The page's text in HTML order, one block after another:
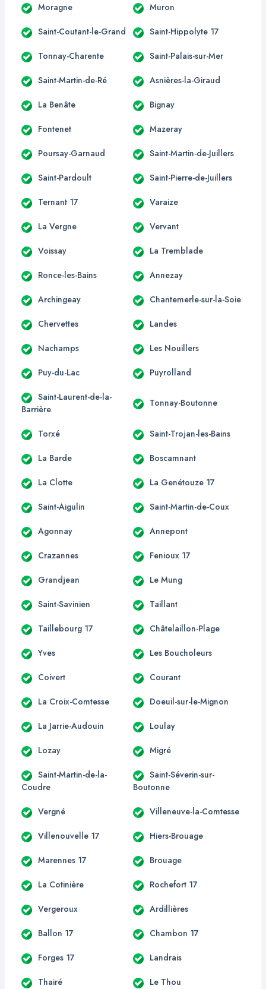
Moragne Muron
Saint-Coutant-le-Grand Saint-Hippolyte 17
Tonnay-Charente Saint-Palais-sur-Mer
Saint-Martin-de-Ré Asnières-la-Giraud
La Benâte Bignay
Fontenet Mazeray
Poursay-Garnaud Saint-Martin-de-Juillers
Saint-Pardoult Saint-Pierre-de-Juillers
Ternant 17 Varaize
La Vergne Vervant
Voissay La Tremblade
Ronce-les-Bains Annezay
Archingeay Chantemerle-sur-la-Soie
Chervettes Landes
Nachamps Les Nouillers
Puy-du-Lac Puyrolland
Saint-Laurent-de-la-
Barrière
Tonnay-Boutonne
Torxé Saint-Trojan-les-Bains
La Barde Boscamnant
La Clotte La Genétouze 17
Saint-Aigulin Saint-Martin-de-Coux
Agonnay Annepont
Crazannes Fenioux 17
Grandjean Le Mung
Saint-Savinien Taillant
Taillebourg 17 Châtelaillon-Plage
Yves Les Boucholeurs
Coivert Courant
La Croix-Comtesse Doeuil-sur-le-Mignon
La Jarrie-Audouin Loulay
Lozay Migré
Saint-Martin-de-la-
Coudre
Saint-Séverin-sur-
Boutonne
Vergné Villeneuve-la-Comtesse
Villenouvelle 17 Hiers-Brouage
Marennes 17 Brouage
La Cotinière Rochefort 17
Vergeroux Ardillières
Ballon 17 Chambon 17
Forges 17 Landrais
Thairé Le Thou